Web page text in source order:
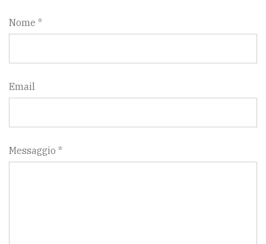
Nome *
Email
Messaggio *